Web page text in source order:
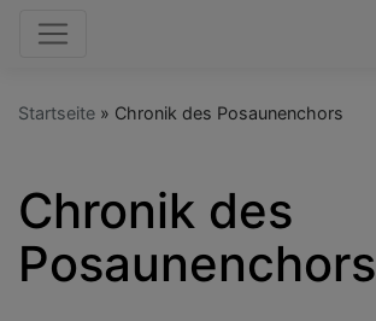
Hauptnavigation
Startseite Chronik des Posaunenchors
Chronik des
Posaunenchors